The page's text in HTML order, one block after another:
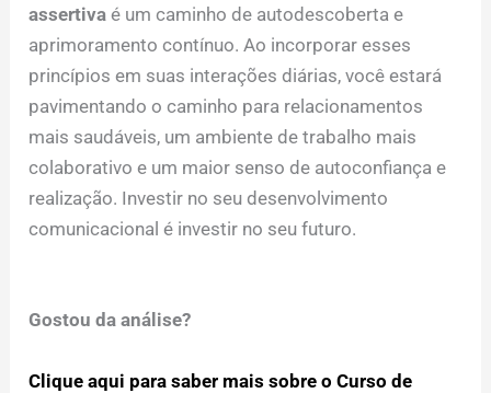
assertiva é um caminho de autodescoberta e
aprimoramento contínuo. Ao incorporar esses
princípios em suas interações diárias, você estará
pavimentando o caminho para relacionamentos
mais saudáveis, um ambiente de trabalho mais
colaborativo e um maior senso de autoconfiança e
realização. Investir no seu desenvolvimento
comunicacional é investir no seu futuro.
Gostou da análise?
Clique aqui para saber mais sobre o Curso de